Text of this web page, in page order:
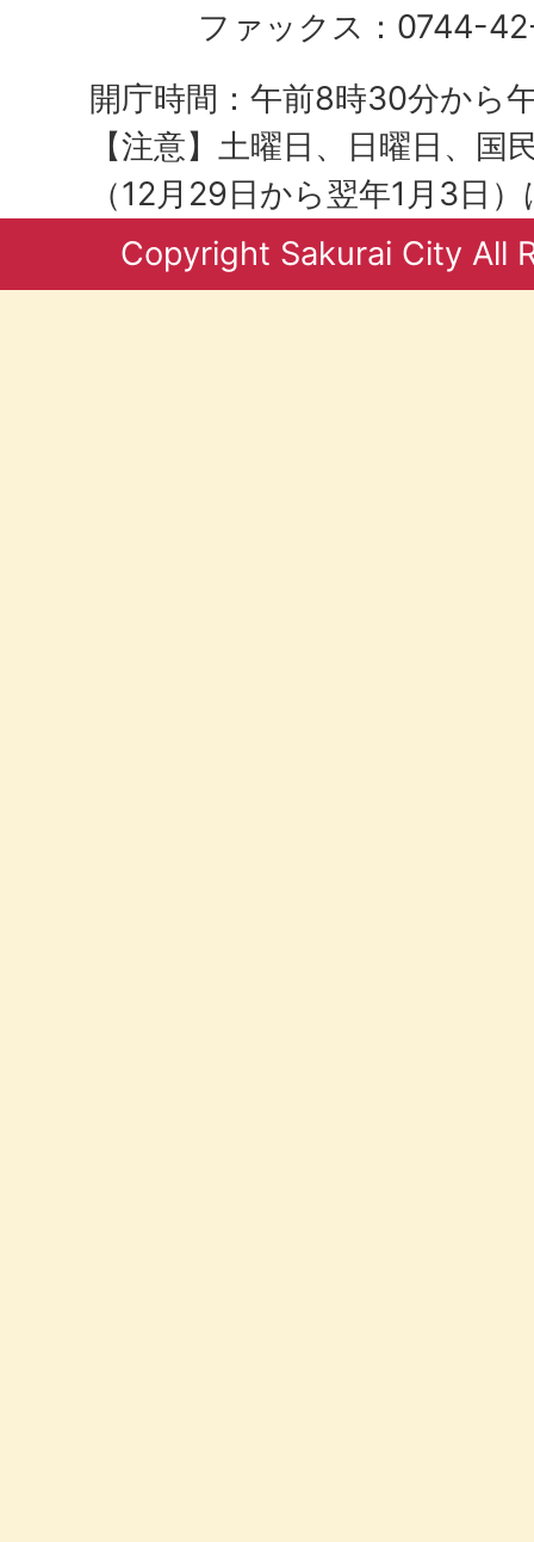
ファックス：0744-
開庁時間：午前8時30分から
【注意】土曜日、日曜日、国
（12月29日から翌年1月3日
Copyright Sakurai City All